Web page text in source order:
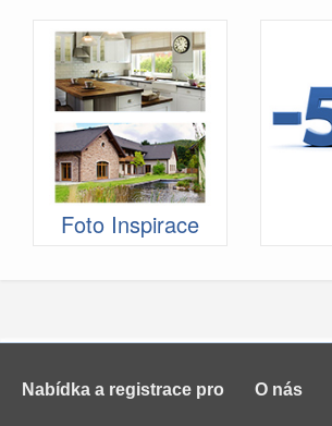
Foto Inspirace
Nabídka a registrace pro O nás